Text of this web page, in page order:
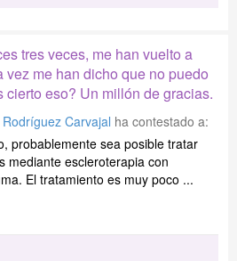
tres veces, me han vuelto a
vez me han dicho que no puedo
cierto eso? Un millón de gracias.
Carvajal ha contestado a:
probablemente sea posible tratar
mediante escleroterapia con
El tratamiento es muy poco ...